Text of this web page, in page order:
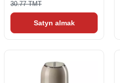
30.77 TMT
Satyn almak